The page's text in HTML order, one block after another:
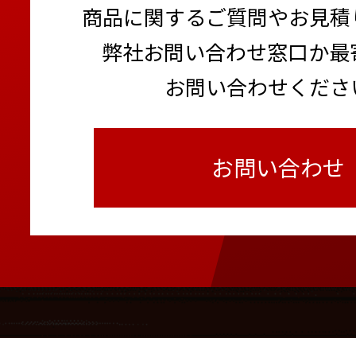
商品に関するご質問やお見
弊社お問い合わせ窓口か
お問い合わせくだ
お問い合わせ